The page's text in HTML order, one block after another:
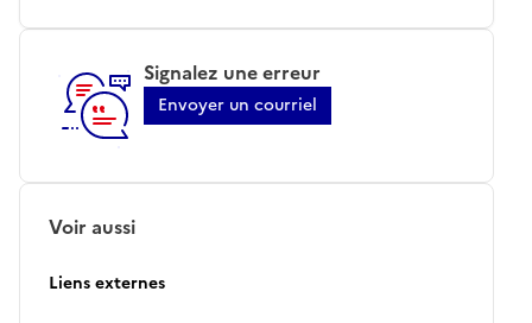
Signalez une erreur
Envoyer un courriel
Voir aussi
Liens externes